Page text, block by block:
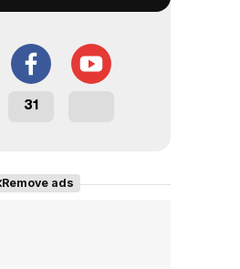
31
Remove ads